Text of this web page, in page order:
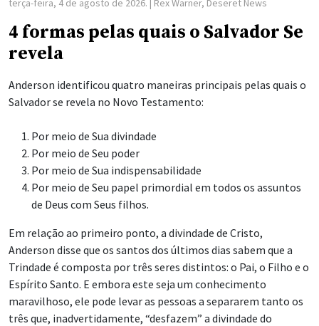
terça-feira, 4 de agosto de 2026. | Rex Warner, Deseret News
4 formas pelas quais o Salvador Se
revela
Anderson identificou quatro maneiras principais pelas quais o
Salvador se revela no Novo Testamento:
Por meio de Sua divindade
Por meio de Seu poder
Por meio de Sua indispensabilidade
Por meio de Seu papel primordial em todos os assuntos
de Deus com Seus filhos.
Em relação ao primeiro ponto, a divindade de Cristo,
Anderson disse que os santos dos últimos dias sabem que a
Trindade é composta por três seres distintos: o Pai, o Filho e o
Espírito Santo. E embora este seja um conhecimento
maravilhoso, ele pode levar as pessoas a separarem tanto os
três que, inadvertidamente, “desfazem” a divindade do